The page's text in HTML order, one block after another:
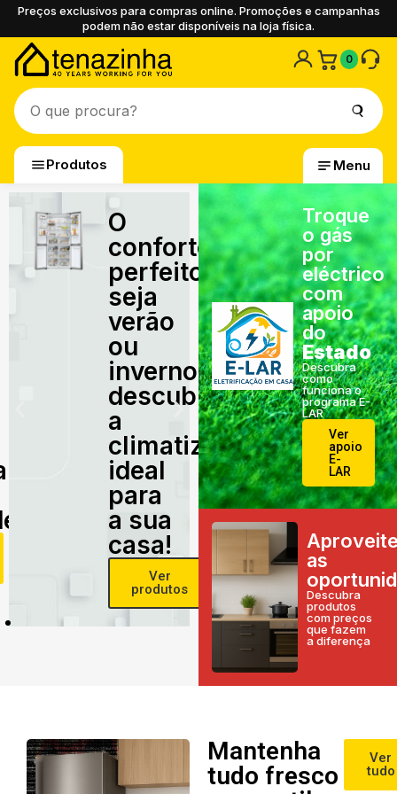
Preços exclusivos para compras online. Promoções e campanhas
podem não estar disponíveis na loja física.
0
Produtos Menu
O
conforto
perfeito,
seja
verão
ou
inverno,
descubra
a
climatização
ideal
para
a sua
casa!
Ver
produtos
Troque
o gás
por
eléctrico
com
apoio
do
Estado
Descubra
como
funciona o
programa E-
LAR
Ver
apoio
E-
LAR
as
Descubra
produtos
com preços
que fazem
a diferença
Mantenha
tudo fresco
Ver
tudo